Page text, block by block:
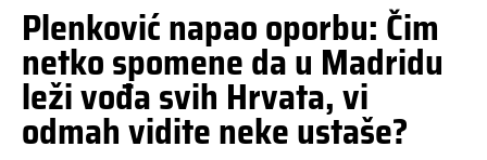
Plenković napao oporbu: Čim
netko spomene da u Madridu
leži vođa svih Hrvata, vi
odmah vidite neke ustaše?